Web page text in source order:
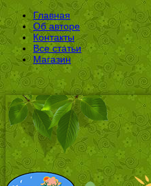
Главная
Об авторе
Контакты
Все статьи
Магазин